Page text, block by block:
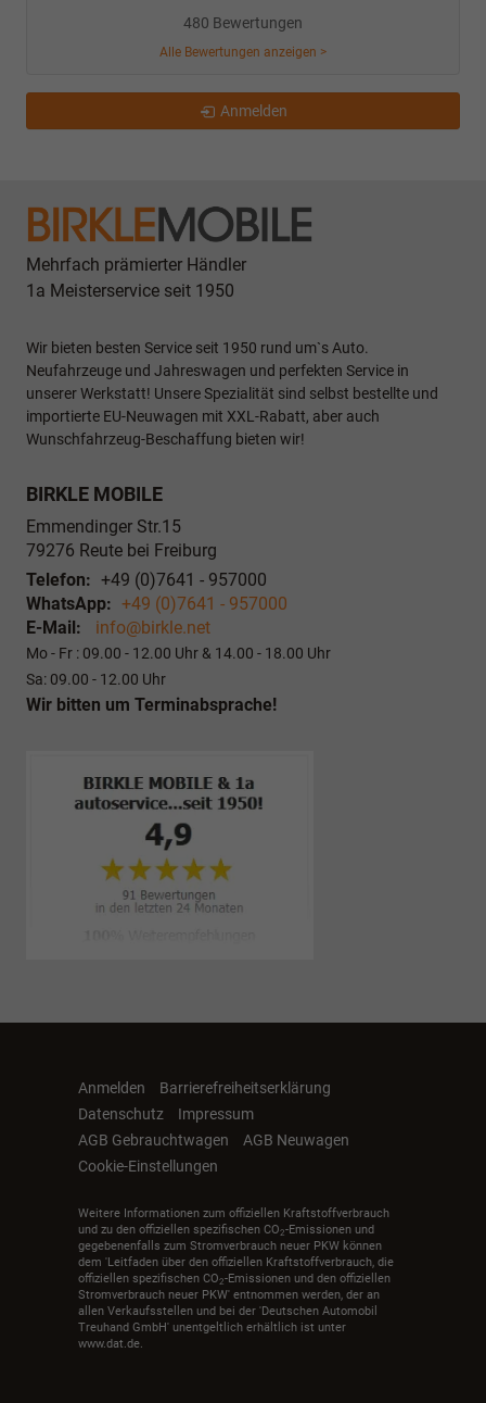
480 Bewertungen
Alle Bewertungen anzeigen >
Anmelden
Mehrfach prämierter Händler
1a Meisterservice seit 1950
Wir bieten besten Service seit 1950 rund um`s Auto.
Neufahrzeuge und Jahreswagen und perfekten Service in
unserer Werkstatt! Unsere Spezialität sind selbst bestellte und
importierte EU-Neuwagen mit XXL-Rabatt, aber auch
Wunschfahrzeug-Beschaffung bieten wir!
BIRKLE MOBILE
Emmendinger Str.15
79276 Reute bei Freiburg
Telefon: +49 (0)7641 - 957000
WhatsApp: +49 (0)7641 - 957000
E-Mail:
info@birkle.net
Mo - Fr : 09.00 - 12.00 Uhr & 14.00 - 18.00 Uhr
Sa: 09.00 - 12.00 Uhr
Wir bitten um Terminabsprache!
Anmelden
Barrierefreiheitserklärung
Datenschutz
Impressum
AGB Gebrauchtwagen
AGB Neuwagen
Cookie-Einstellungen
Weitere Informationen zum offiziellen Kraftstoffverbrauch
und zu den offiziellen spezifischen CO2-Emissionen und
gegebenenfalls zum Stromverbrauch neuer PKW können
dem 'Leitfaden über den offiziellen Kraftstoffverbrauch, die
offiziellen spezifischen CO2-Emissionen und den offiziellen
Stromverbrauch neuer PKW' entnommen werden, der an
allen Verkaufsstellen und bei der 'Deutschen Automobil
Treuhand GmbH' unentgeltlich erhältlich ist unter
www.dat.de.